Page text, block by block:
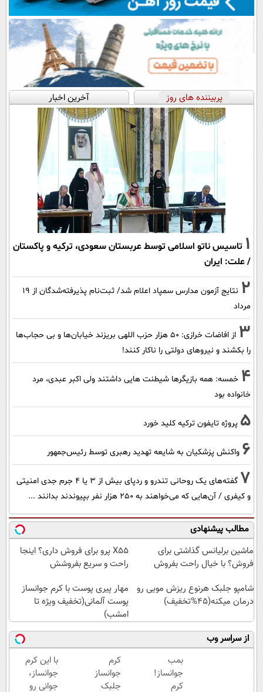
پربیننده های روز آخرین اخبار
1 تاسیس ناتو اسلامی توسط عربستان سعودی، ترکیه و پاکستان
/ علت: ایران
2
نتایج آزمون مدارس سمپاد اعلام شد/ ثبت‌نام پذیرفته‌شدگان از ۱۹
مرداد
3
از افاضات خرازی: ۵۰ هزار حزب اللهی بریزند خیابان‌ها و بی حجاب‌ها
را بکشند و نیرو‌های دولتی را ناکار کنند!
4 خمسه: همه بازیگرها شیطنت هایی داشتند ولی اکبر عبدی، مرد
خانواده بود
5 پروژه تایفون ترکیه کلید خورد
6 واکنش پزشکیان به شایعه تهدید رهبری توسط رئیس‌جمهور
7
گفته‌های یک روحانی تندرو و ردپای بیش از ۳ یا ۴ جرم جدی امنیتی
و کیفری / آن‌هایی که می‌خواهند به ۲۵۰ هزار نفر بپیوندند بدانند ...
مطالب پیشنهادی
ماشین برلیانس گذاشتی برای
فروش؟ با خیال راحت بفروش
X55 پرو برای فروش داری؟ اینجا
راحت و سریع بفروشش
شامپو جلبک هرنوع ریزش مویی رو
درمان میکنه(45%تخفیف)
مهار پیری پوست با کرم جوانساز
پوست آلمانی(تخفیف ویژه تا
امشب)
از سراسر وب
بمب
جوانساز!
کرم
کرم
جوانساز
جلبک
با این کرم
جوانساز،
جوانی رو